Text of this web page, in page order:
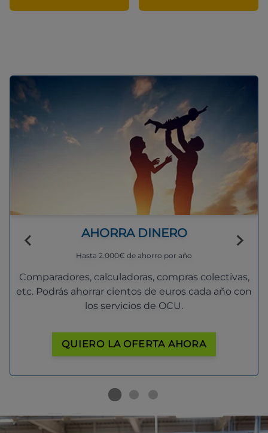
AHORRA DINERO
Hasta 2.000€ de ahorro por año
Comparadores, calculadoras, compras colectivas,
etc. Podrás ahorrar cientos de euros cada año con
los servicios de OCU.
QUIERO LA OFERTA AHORA